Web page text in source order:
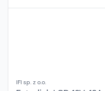
IFI sp. z o.o.